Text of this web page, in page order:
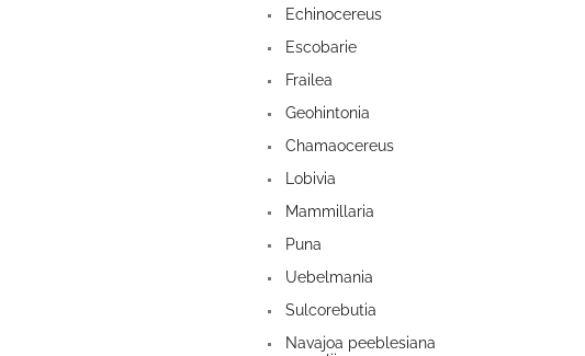
Echinocereus
Escobarie
Frailea
Geohintonia
Chamaocereus
Lobivia
Mammillaria
Puna
Uebelmania
Sulcorebutia
Navajoa peeblesiana